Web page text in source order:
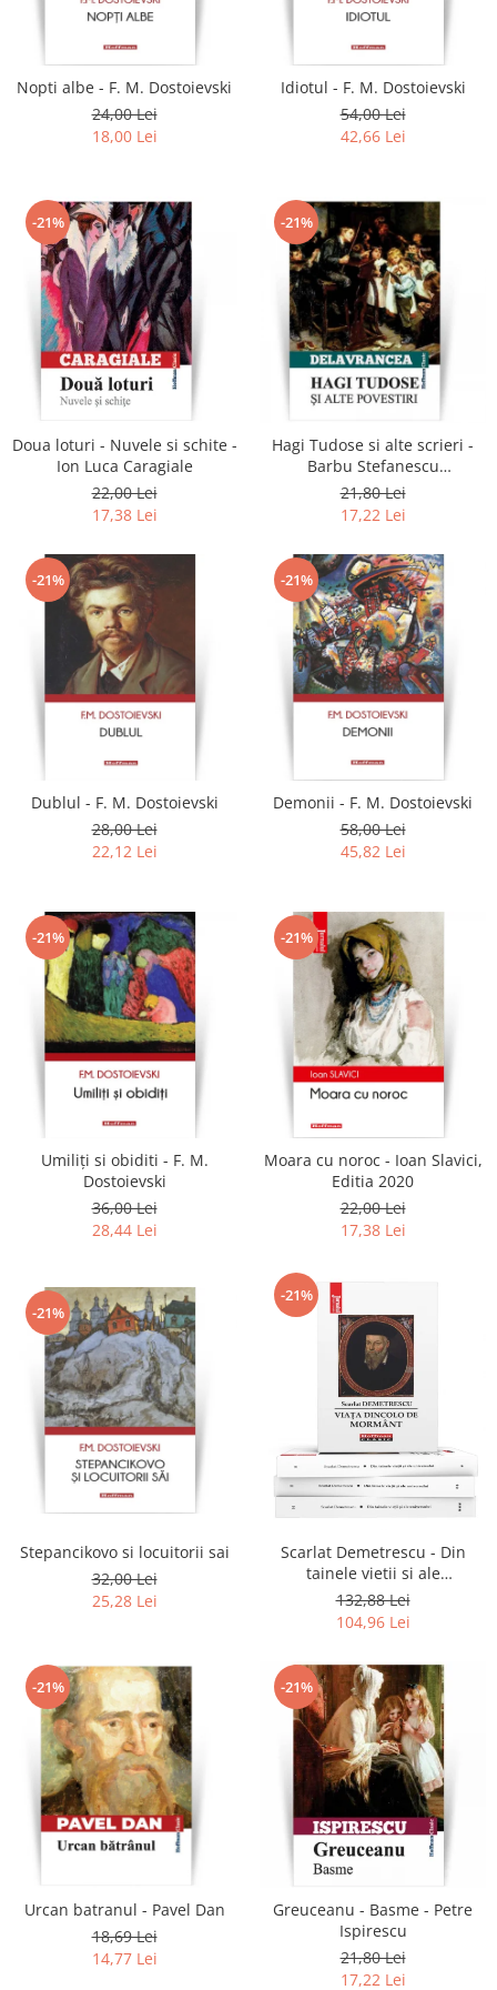
Literatura
Contemporana
Non-fictiune
Calatorii
Memorii
Publicistica / Reportaje / Interviuri
Stiinte umaniste
Istorie
Sociologie si filozofie
Nopti albe - F. M. Dostoievski
24,00 Lei
18,00 Lei
Idiotul - F. M. Dostoievski
54,00 Lei
42,66 Lei
-21%
Doua loturi - Nuvele si schite -
Ion Luca Caragiale
22,00 Lei
17,38 Lei
-21%
Hagi Tudose si alte scrieri -
Barbu Stefanescu
Delavrancea
21,80 Lei
17,22 Lei
-21%
Dublul - F. M. Dostoievski
28,00 Lei
22,12 Lei
-21%
Demonii - F. M. Dostoievski
58,00 Lei
45,82 Lei
-21%
Umiliți si obiditi - F. M.
Dostoievski
36,00 Lei
28,44 Lei
-21%
Moara cu noroc - Ioan Slavici,
Editia 2020
22,00 Lei
17,38 Lei
-21%
Stepancikovo si locuitorii sai
32,00 Lei
25,28 Lei
-21%
Scarlat Demetrescu - Din
tainele vietii si ale
universului, Volumele I-III +
Viata dincolo de mormant
132,88 Lei
104,96 Lei
-21%
Urcan batranul - Pavel Dan
18,69 Lei
14,77 Lei
-21%
Greuceanu - Basme - Petre
Ispirescu
21,80 Lei
17,22 Lei